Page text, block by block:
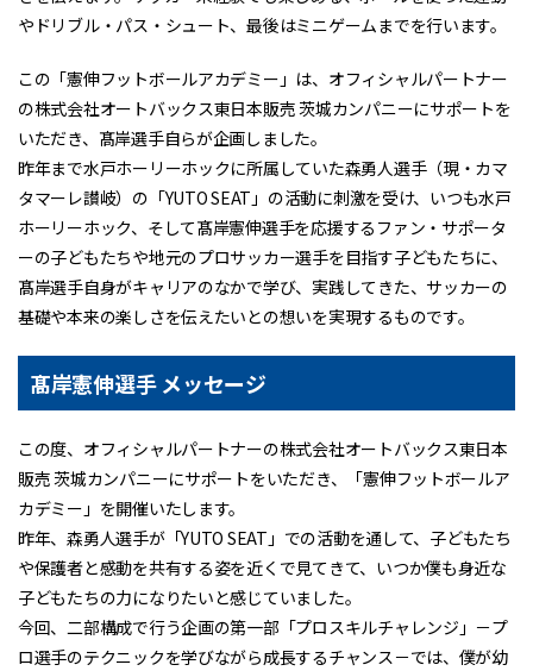
やドリブル・パス・シュート、最後はミニゲームまでを行います。
この「憲伸フットボールアカデミー」は、オフィシャルパートナー
の株式会社オートバックス東日本販売 茨城カンパニーにサポートを
いただき、髙岸選手自らが企画しました。
昨年まで水戸ホーリーホックに所属していた森勇人選手（現・カマ
タマーレ讃岐）の「YUTO SEAT」の活動に刺激を受け、いつも水戸
ホーリーホック、そして髙岸憲伸選手を応援するファン・サポータ
ーの子どもたちや地元のプロサッカー選手を目指す子どもたちに、
髙岸選手自身がキャリアのなかで学び、実践してきた、サッカーの
基礎や本来の楽しさを伝えたいとの想いを実現するものです。
髙岸憲伸選手 メッセージ
この度、オフィシャルパートナーの株式会社オートバックス東日本
販売 茨城カンパニーにサポートをいただき、「憲伸フットボールア
カデミー」を開催いたします。
昨年、森勇人選手が「YUTO SEAT」での活動を通して、子どもたち
や保護者と感動を共有する姿を近くで見てきて、いつか僕も身近な
子どもたちの力になりたいと感じていました。
今回、二部構成で行う企画の第一部「プロスキルチャレンジ」－プ
ロ選手のテクニックを学びながら成長するチャンス－では、僕が幼